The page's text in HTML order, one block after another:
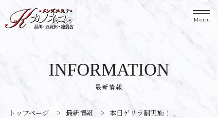
Menu
最新情報
INFORMATION
トップページ > 最新情報 > 本日ゲリラ割実施！！